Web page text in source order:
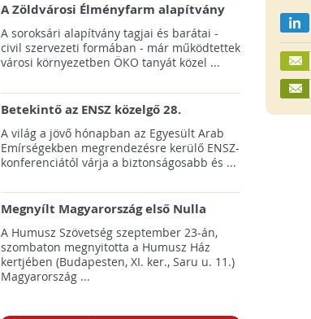
A Zöldvárosi Élményfarm alapítvány
végre megkezdte gyakorlati
működését!
A soroksári alapítvány tagjai és barátai -
civil szervezeti formában - már működtettek
városi környezetben ÖKO tanyát közel ...
Betekintő az ENSZ közelgő 28.
klímacsúcsába
A világ a jövő hónapban az Egyesült Arab
Emírségekben megrendezésre kerülő ENSZ-
konferenciától várja a biztonságosabb és ...
Megnyílt Magyarország első Nulla
Hulladék Tanösvénye Budapesten
A Humusz Szövetség szeptember 23-án,
szombaton megnyitotta a Humusz Ház
kertjében (Budapesten, XI. ker., Saru u. 11.)
Magyarország ...